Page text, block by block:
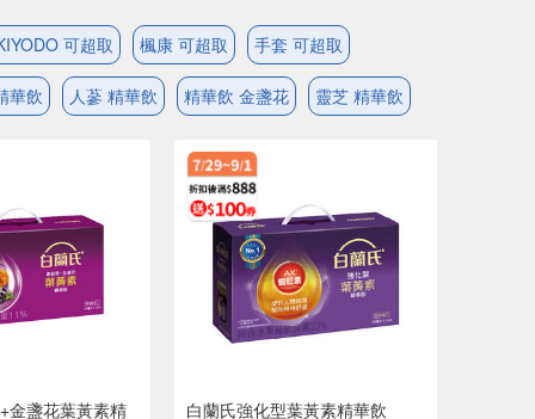
可超取 楓康 可超取 手套 可超取
華飲 人蔘 精華飲 精華飲 金盞花 靈芝 精華飲
金盞花葉黃素精
白蘭氏強化型葉黃素精華飲